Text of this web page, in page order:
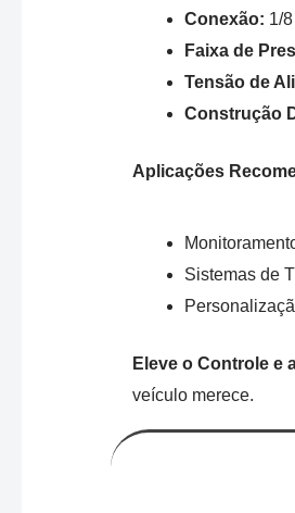
Conexão: 1/
Faixa de
Tensão de
Construção
Aplicações
Sistemas de
Eleve o Controle e
veículo merece.